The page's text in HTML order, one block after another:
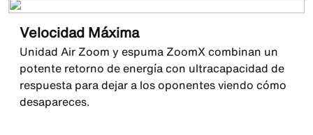
Velocidad Máxima
Unidad Air Zoom y espuma ZoomX combinan un
potente retorno de energía con ultracapacidad de
respuesta para dejar a los oponentes viendo cómo
desapareces.